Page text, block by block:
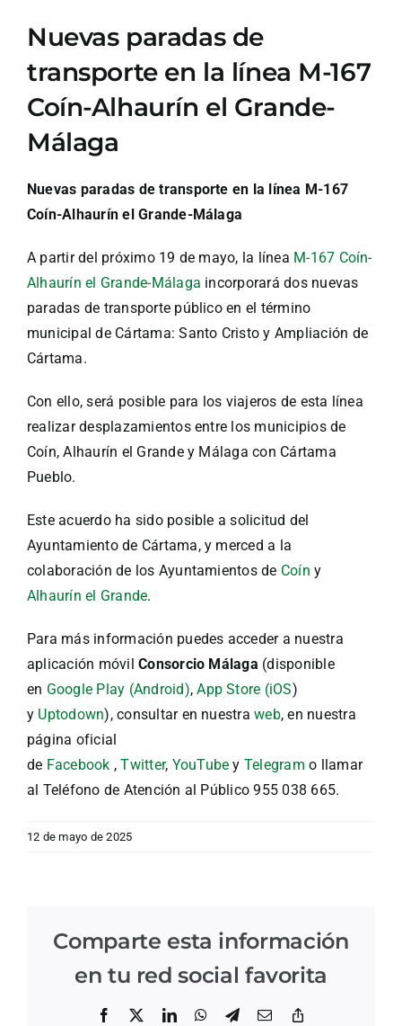
Nuevas paradas de
transporte en la línea M-167
Coín-Alhaurín el Grande-
Málaga
Nuevas paradas de transporte en la línea M-167
Coín-Alhaurín el Grande-Málaga
A partir del próximo 19 de mayo, la línea M-167 Coín-
Alhaurín el Grande-Málaga incorporará dos nuevas
paradas de transporte público en el término
municipal de Cártama: Santo Cristo y Ampliación de
Cártama.
Con ello, será posible para los viajeros de esta línea
realizar desplazamientos entre los municipios de
Coín, Alhaurín el Grande y Málaga con Cártama
Pueblo.
Este acuerdo ha sido posible a solicitud del
Ayuntamiento de Cártama, y merced a la
colaboración de los Ayuntamientos de Coín y
Alhaurín el Grande.
Para más información puedes acceder a nuestra
aplicación móvilConsorcio Málaga (disponible
en Google Play (Android),App Store (iOS)
y Uptodown), consultar en nuestraweb, en nuestra
página oficial
de Facebook ,Twitter, YouTube y Telegramo llamar
al Teléfono de Atención al Público 955 038 665.
12 de mayo de 2025
Comparte esta información
en tu red social favorita
Facebook LinkedInWhatsApp
Telegram
Correo